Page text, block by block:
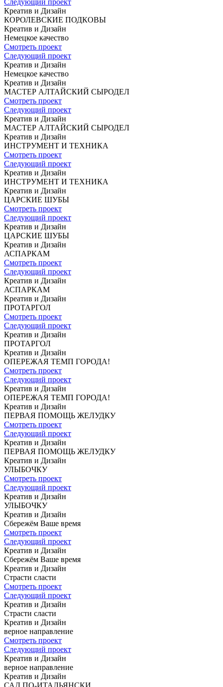
Следующий проект
Креатив и Дизайн
КОРОЛЕВСКИЕ ПОДКОВЫ
Креатив и Дизайн
Немецкое качество
Смотреть проект
Следующий проект
Креатив и Дизайн
Немецкое качество
Креатив и Дизайн
МАСТЕР АЛТАЙСКИЙ СЫРОДЕЛ
Смотреть проект
Следующий проект
Креатив и Дизайн
МАСТЕР АЛТАЙСКИЙ СЫРОДЕЛ
Креатив и Дизайн
ИНСТРУМЕНТ И ТЕХНИКА
Смотреть проект
Следующий проект
Креатив и Дизайн
ИНСТРУМЕНТ И ТЕХНИКА
Креатив и Дизайн
ЦАРСКИЕ ШУБЫ
Смотреть проект
Следующий проект
Креатив и Дизайн
ЦАРСКИЕ ШУБЫ
Креатив и Дизайн
АСПАРКАМ
Смотреть проект
Следующий проект
Креатив и Дизайн
АСПАРКАМ
Креатив и Дизайн
ПРОТАРГОЛ
Смотреть проект
Следующий проект
Креатив и Дизайн
ПРОТАРГОЛ
Креатив и Дизайн
ОПЕРЕЖАЯ ТЕМП ГОРОДА!
Смотреть проект
Следующий проект
Креатив и Дизайн
ОПЕРЕЖАЯ ТЕМП ГОРОДА!
Креатив и Дизайн
ПЕРВАЯ ПОМОЩЬ ЖЕЛУДКУ
Смотреть проект
Следующий проект
Креатив и Дизайн
ПЕРВАЯ ПОМОЩЬ ЖЕЛУДКУ
Креатив и Дизайн
УЛЫБОЧКУ
Смотреть проект
Следующий проект
Креатив и Дизайн
УЛЫБОЧКУ
Креатив и Дизайн
Сбережём Ваше время
Смотреть проект
Следующий проект
Креатив и Дизайн
Сбережём Ваше время
Креатив и Дизайн
Страсти сласти
Смотреть проект
Следующий проект
Креатив и Дизайн
Страсти сласти
Креатив и Дизайн
верное направление
Смотреть проект
Следующий проект
Креатив и Дизайн
верное направление
Креатив и Дизайн
САД ПО-ИТАЛЬЯНСКИ